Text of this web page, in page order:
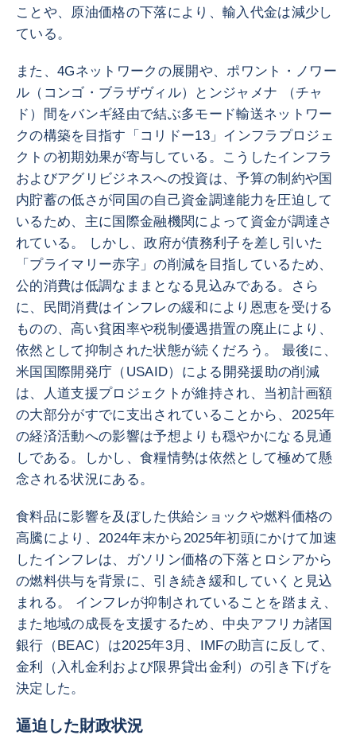
ことや、原油価格の下落により、輸入代金は減少し
ている。
また、4Gネットワークの展開や、ポワント・ノワー
ル（コンゴ・ブラザヴィル）とンジャメナ （チャ
ド）間をバンギ経由で結ぶ多モード輸送ネットワー
クの構築を目指す「コリドー13」インフラプロジェ
クトの初期効果が寄与している。こうしたインフラ
およびアグリビジネスへの投資は、予算の制約や国
内貯蓄の低さが同国の自己資金調達能力を圧迫して
いるため、主に国際金融機関によって資金が調達さ
れている。 しかし、政府が債務利子を差し引いた
「プライマリー赤字」の削減を目指しているため、
公的消費は低調なままとなる見込みである。さら
に、民間消費はインフレの緩和により恩恵を受ける
ものの、高い貧困率や税制優遇措置の廃止により、
依然として抑制された状態が続くだろう。 最後に、
米国国際開発庁（USAID）による開発援助の削減
は、人道支援プロジェクトが維持され、当初計画額
の大部分がすでに支出されていることから、2025年
の経済活動への影響は予想よりも穏やかになる見通
しである。しかし、食糧情勢は依然として極めて懸
念される状況にある。
食料品に影響を及ぼした供給ショックや燃料価格の
高騰により、2024年末から2025年初頭にかけて加速
したインフレは、ガソリン価格の下落とロシアから
の燃料供与を背景に、引き続き緩和していくと見込
まれる。 インフレが抑制されていることを踏まえ、
また地域の成長を支援するため、中央アフリカ諸国
銀行（BEAC）は2025年3月、IMFの助言に反して、
金利（入札金利および限界貸出金利）の引き下げを
決定した。
逼迫した財政状況